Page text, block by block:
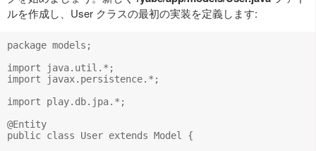
ルを作成し、User クラスの最初の実装を定義します:
package models;
import java.util.*;
import javax.persistence.*;
import play.db.jpa.*;
@Entity
public class User extends Model {